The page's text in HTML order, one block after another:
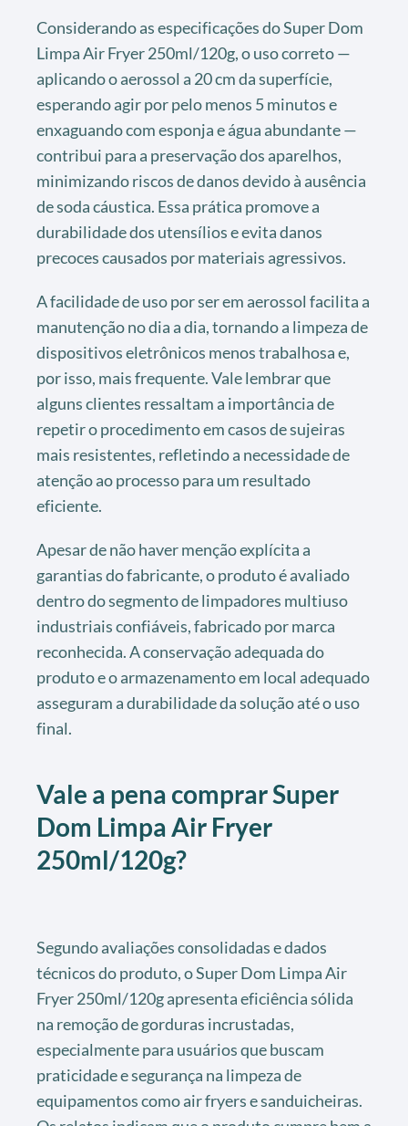
Considerando as especificações do Super Dom
Limpa Air Fryer 250ml/120g, o uso correto —
aplicando o aerossol a 20 cm da superfície,
esperando agir por pelo menos 5 minutos e
enxaguando com esponja e água abundante —
contribui para a preservação dos aparelhos,
minimizando riscos de danos devido à ausência
de soda cáustica. Essa prática promove a
durabilidade dos utensílios e evita danos
precoces causados por materiais agressivos.
A facilidade de uso por ser em aerossol facilita a
manutenção no dia a dia, tornando a limpeza de
dispositivos eletrônicos menos trabalhosa e,
por isso, mais frequente. Vale lembrar que
alguns clientes ressaltam a importância de
repetir o procedimento em casos de sujeiras
mais resistentes, refletindo a necessidade de
atenção ao processo para um resultado
eficiente.
Apesar de não haver menção explícita a
garantias do fabricante, o produto é avaliado
dentro do segmento de limpadores multiuso
industriais confiáveis, fabricado por marca
reconhecida. A conservação adequada do
produto e o armazenamento em local adequado
asseguram a durabilidade da solução até o uso
final.
Vale a pena comprar Super
Dom Limpa Air Fryer
250ml/120g?
Segundo avaliações consolidadas e dados
técnicos do produto, o Super Dom Limpa Air
Fryer 250ml/120g apresenta eficiência sólida
na remoção de gorduras incrustadas,
especialmente para usuários que buscam
praticidade e segurança na limpeza de
equipamentos como air fryers e sanduicheiras.